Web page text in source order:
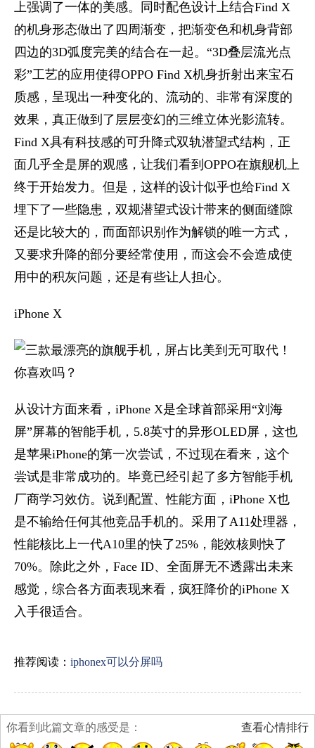
上强调了一体的美感。同时配色设计上结合Find X
的机身形态做出了四周渐变，把渐变色和机身背部
四边的3D弧度完美的结合在一起。“3D叠层流光点
彩”工艺的应用使得OPPO Find X机身折射出来宝石
质感，呈现出一种变化的、流动的、非常有深度的
效果，真正做到了层层变幻的三维立体光影流转。
Find X具有科技感的可升降式双轨潜望式结构，正
面几乎全是屏的观感，让我们看到OPPO在旗舰机上
终于开始发力。但是，这样的设计似乎也给Find X
埋下了一些隐患，双规潜望式设计带来的侧面缝隙
还是比较大的，而面部识别作为解锁的唯一方式，
又要求升降的部分要经常使用，而这会不会造成使
用中的积灰问题，还是有些让人担心。
iPhone X
从设计方面来看，iPhone X是全球首部采用“刘海
屏”屏幕的智能手机，5.8英寸的异形OLED屏，这也
是苹果iPhone的第一次尝试，不过现在看来，这个
尝试是非常成功的。毕竟已经引起了多方智能手机
厂商学习效仿。说到配置、性能方面，iPhone X也
是不输给任何其他竞品手机的。采用了A11处理器，
性能核比上一代A10里的快了25%，能效核则快了
70%。除此之外，Face ID、全面屏无不透露出未来
感觉，综合各方面表现来看，疯狂降价的iPhone X
入手很适合。
推荐阅读： iphonex可以分屏吗
查看心情排行
你看到此篇文章的感受是：